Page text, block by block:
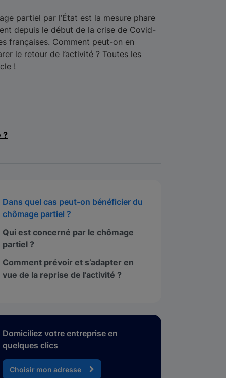
partiel par l’État est la mesure phare
depuis le début de la crise de Covid-
françaises. Comment peut-on en
le retour de l’activité ? Toutes les
!
?
Dans quel cas peut-on bénéficier du
chômage partiel ?
Qui est concerné par le chômage
partiel ?
Comment prévoir et s’adapter en
vue de la reprise de l’activité ?
Domiciliez votre entreprise en
quelques clics
Choisir mon adresse